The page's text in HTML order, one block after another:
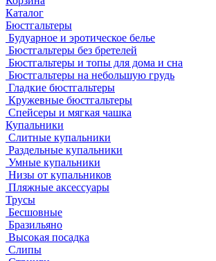
Каталог
Бюстгальтеры
Будуарное и эротическое белье
Бюстгальтеры без бретелей
Бюстгальтеры и топы для дома и сна
Бюстгальтеры на небольшую грудь
Гладкие бюстгальтеры
Кружевные бюстгальтеры
Спейсеры и мягкая чашка
Купальники
Слитные купальники
Раздельные купальники
Умные купальники
Низы от купальников
Пляжные аксессуары
Трусы
Бесшовные
Бразильяно
Высокая посадка
Слипы